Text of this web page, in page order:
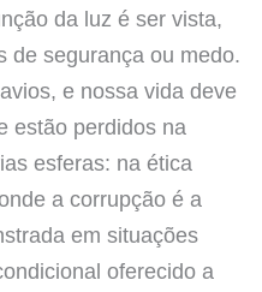
da luz é ser vista,
de segurança ou medo.
e nossa vida deve
estão perdidos na
esferas: na ética
a corrupção é a
em situações
oferecido a